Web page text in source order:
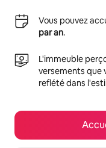
Vous pouvez
par an.
L'immeuble
versements que
reflété dans